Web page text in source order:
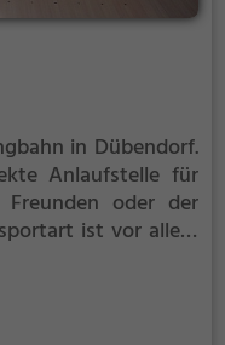
in Dübendorf.
Anlaufstelle für
oder der
ist vor allem
Betätigung und